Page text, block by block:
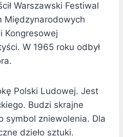
Warszawski Festiwal
Międzynarodowych
Kongresowej
W 1965 roku odbył
Polski Ludowej. Jest
Budzi skrajne
symbol zniewolenia. Dla
dzieło sztuki.